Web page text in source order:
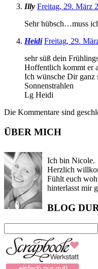
Illy Freitag, 29. März
Sehr hübsch…muss
Heidi Freitag, 29.
sehr süß dein
Hoffentlich kommt er
Ich wünsche Dir ganz
Sonnenstrahlen
Lg Heidi
Die Kommentare sind
ÜBER MICH
Ich bin Nicole.
Herzlich
Fühlt euch
hinterlasst mir
BLOG
nach: